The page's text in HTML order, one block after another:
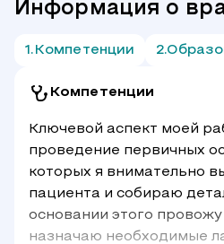
Информация о
Компетенции
Компетенции
Ключевой аспект моей
проведение первичных
которых я внимательно
пациента и собираю
основании этого
назначаю необходимые